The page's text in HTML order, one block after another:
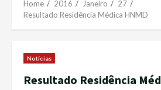
Home 2016 Janeiro
27
Resultado Residência Médica HNMD
Notícias
Resultado Residência